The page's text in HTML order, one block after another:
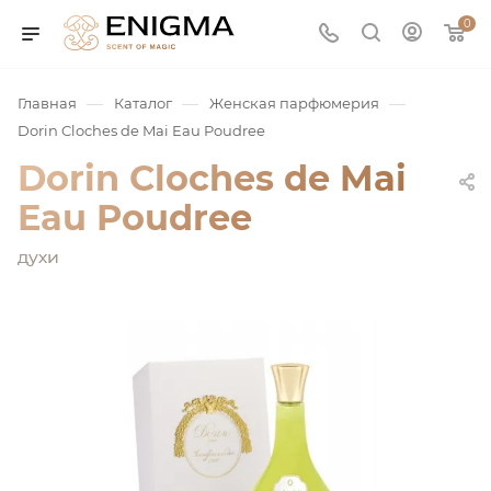
0
Главная — Каталог — Женская парфюмерия —
Dorin Cloches de Mai Eau Poudree
Dorin Cloches de Mai
Eau Poudree
духи